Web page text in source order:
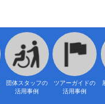
団体スタッフの
活用事例
ツアーガイドの
活用事例